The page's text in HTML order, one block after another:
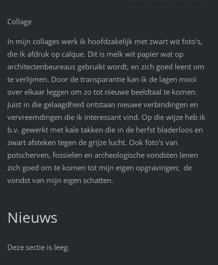
Collage
In mijn collages werk ik hoofdzakelijk met zwart wit foto's,
die ik afdruk op calque. Dit is melk wit papier wat op
architectenbeureaus gebruikt wordt, en zich goed leent om
te verlijmen. Door de transparantie kan ik de lagen mooi
over elkaar leggen om zo tot nieuwe beeldtaal te komen.
Juist in die gelaagdheid ontstaan nieuwe verbindingen en
vervreemdingen die ik interessant vind. Op die wijze heb ik
b.v. gewerkt met kale takken die in de herfst bladerloos en
zwart afsteken tegen de grijze lucht. Ook foto's van
potscherven, fossielen en archeologische vondsten lenen
zich goed om te komen tot mijn eigen opgravingen; de
vondst van mijn eigen schatten.
Nieuws
Deze sectie is leeg.